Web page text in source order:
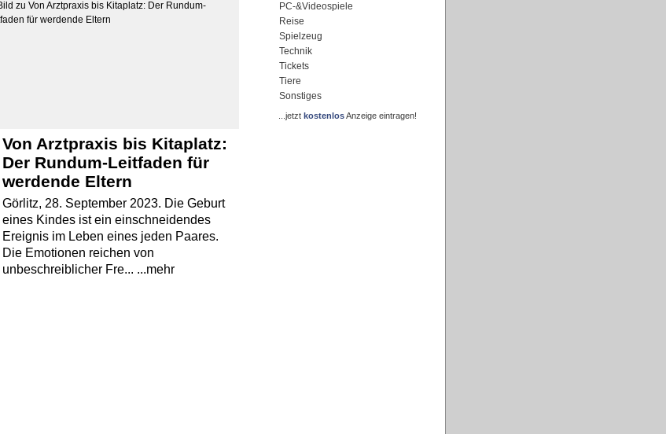
Von Arztpraxis bis Kitaplatz:
Der Rundum-Leitfaden für
werdende Eltern
Görlitz, 28. September 2023. Die Geburt
eines Kindes ist ein einschneidendes
Ereignis im Leben eines jeden Paares.
Die Emotionen reichen von
unbeschreiblicher Fre... ...mehr
PC-&Videospiele
Reise
Spielzeug
Technik
Tickets
Tiere
Sonstiges
...jetzt kostenlosAnzeige eintragen!